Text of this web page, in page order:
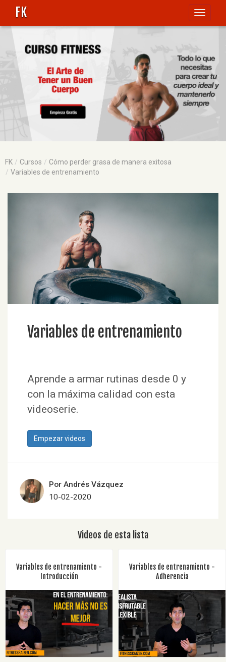
Toggle
FK
FK Cursos
Cómo perder grasa de manera exitosa
Variables de entrenamiento
Variables de entrenamiento
Aprende a armar rutinas desde 0 y
con la máxima calidad con esta
Empezar videos
Por Andrés Vázquez
10-02-2020
Videos de esta lista
Variables de entrenamiento -
Introducción
Variables de entrenamiento -
Adherencia